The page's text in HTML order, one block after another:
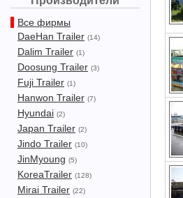
Все фирмы
DaeHan Trailer (14)
Dalim Trailer (1)
Doosung Trailer (3)
Fuji Trailer (1)
Hanwon Trailer (7)
Hyundai (2)
Japan Trailer (2)
Jindo Trailer (10)
JinMyoung (5)
KoreaTrailer (128)
Mirai Trailer (22)